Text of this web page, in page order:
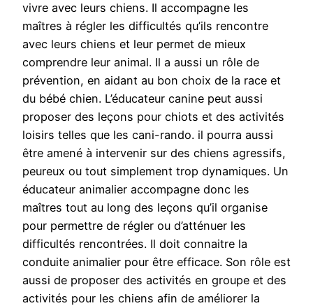
vivre avec leurs chiens. Il accompagne les
maîtres à régler les difficultés qu’ils rencontre
avec leurs chiens et leur permet de mieux
comprendre leur animal. Il a aussi un rôle de
prévention, en aidant au bon choix de la race et
du bébé chien. L’éducateur canine peut aussi
proposer des leçons pour chiots et des activités
loisirs telles que les cani-rando. il pourra aussi
être amené à intervenir sur des chiens agressifs,
peureux ou tout simplement trop dynamiques. Un
éducateur animalier accompagne donc les
maîtres tout au long des leçons qu’il organise
pour permettre de régler ou d’atténuer les
difficultés rencontrées. Il doit connaitre la
conduite animalier pour être efficace. Son rôle est
aussi de proposer des activités en groupe et des
activités pour les chiens afin de améliorer la